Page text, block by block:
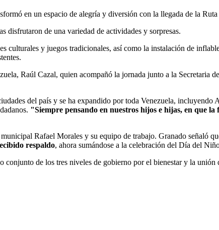
en un espacio de alegría y diversión con la llegada de la Ruta
disfrutaron de una variedad de actividades y sorpresas.
culturales y juegos tradicionales, así como la instalación de
Raúl Cazal, quien acompañó la jornada junto a la Secretaria
del país y se ha expandido por toda Venezuela, incluyendo
"Siempre pensando en nuestros hijos e hijas, en que la
Rafael Morales y su equipo de trabajo. Granado señaló
respaldo, ahora sumándose a la celebración del Día del
de los tres niveles de gobierno por el bienestar y la unión